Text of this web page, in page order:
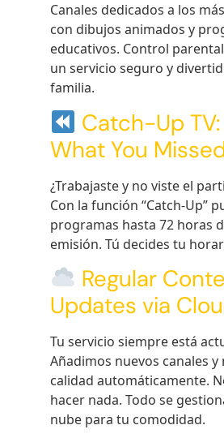
Canales dedicados a los
con dibujos animados y
educativos. Control
un servicio seguro y
familia.
Catch-Up
What You
¿Trabajaste y no viste el
Con la función “Catch-Up”
programas hasta 72 horas
emisión. Tú decides tu
Regular
Updates via
Tu servicio siempre está
Añadimos nuevos canales
calidad automáticamente.
hacer nada. Todo se
nube para tu comodidad.